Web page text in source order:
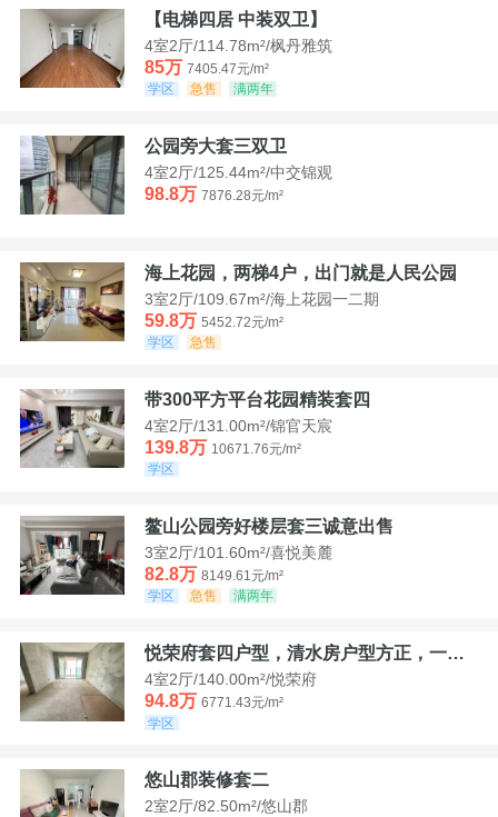
【电梯四居 中装双卫】
4室2厅/114.78m²/枫丹雅筑
85万 7405.47元/m²
学区
急售 满两年
公园旁大套三双卫
4室2厅/125.44m²/中交锦观
98.8万 7876.28元/m²
海上花园，两梯4户，出门就是人民公园
3室2厅/109.67m²/海上花园一二期
59.8万 5452.72元/m²
学区
急售
带300平方平台花园精装套四
4室2厅/131.00m²/锦官天宸
139.8万 10671.76元/m²
学区
鳌山公园旁好楼层套三诚意出售
3室2厅/101.60m²/喜悦美麓
82.8万 8149.61元/m²
学区
急售 满两年
悦荣府套四户型，清水房户型方正，一口价94，8
4室2厅/140.00m²/悦荣府
94.8万 6771.43元/m²
学区
悠山郡装修套二
2室2厅/82.50m²/悠山郡